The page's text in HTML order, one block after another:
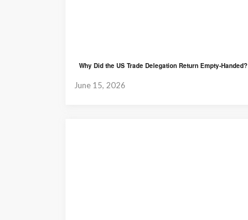
Why Did the US Trade Delegation Return Empty-Handed?
June 15, 2026